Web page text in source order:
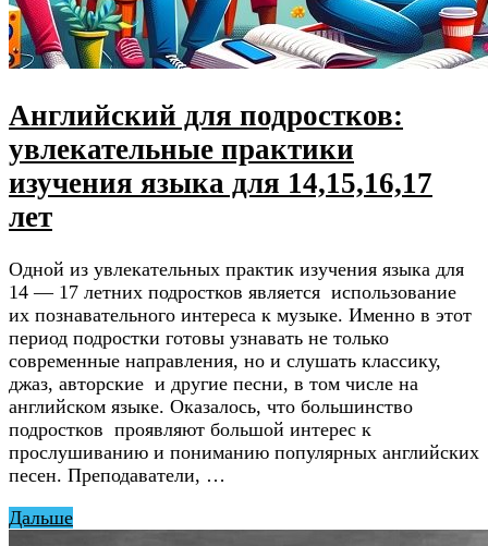
Английский для подростков:
увлекательные практики
изучения языка для 14,15,16,17
лет
Одной из увлекательных практик изучения языка для
14 — 17 летних подростков является использование
их познавательного интереса к музыке. Именно в этот
период подростки готовы узнавать не только
современные направления, но и слушать классику,
джаз, авторские и другие песни, в том числе на
английском языке. Оказалось, что большинство
подростков проявляют большой интерес к
прослушиванию и пониманию популярных английских
песен. Преподаватели, …
Дальше